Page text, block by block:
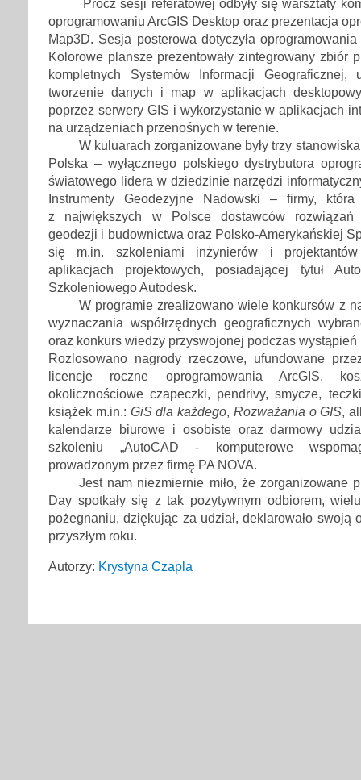
oprogramowaniu ArcGIS Desktop oraz prezentacja
Map3D. Sesja posterowa dotyczyła
Kolorowe plansze prezentowały zintegrowany zbiór
kompletnych Systemów Informacji Geograficznej,
tworzenie danych i map w aplikacjach
poprzez serwery GIS i wykorzystanie w aplikacjach
na urządzeniach przenośnych w terenie.
W kuluarach zorganizowane były trzy
Polska – wyłącznego polskiego dystrybutora
światowego lidera w dziedzinie narzędzi
Instrumenty Geodezyjne Nadowski – firmy,
z największych w Polsce dostawców rozwiązań
geodezji i budownictwa oraz Polsko-Amerykańskiej
się m.in. szkoleniami inżynierów i
aplikacjach projektowych, posiadającej tytuł
Szkoleniowego Autodesk.
W programie zrealizowano wiele konkursów z
wyznaczania współrzędnych geograficznych
oraz konkurs wiedzy przyswojonej podczas wystąpień
Rozlosowano nagrody rzeczowe, ufundowane
licencje roczne oprogramowania ArcGIS,
okolicznościowe czapeczki, pendrivy, smycze,
książek m.in.: GiS dla każdego Rozważania o GIS ,
kalendarze biurowe i osobiste oraz darmowy
szkoleniu „AutoCAD - komputerowe
prowadzonym przez firmę PA NOVA.
Jest nam niezmiernie miło, że zorganizowane
Day spotkały się z tak pozytywnym odbiorem,
pożegnaniu, dziękując za udział, deklarowało swoją
przyszłym roku.
Autorzy: Krystyna Czapla